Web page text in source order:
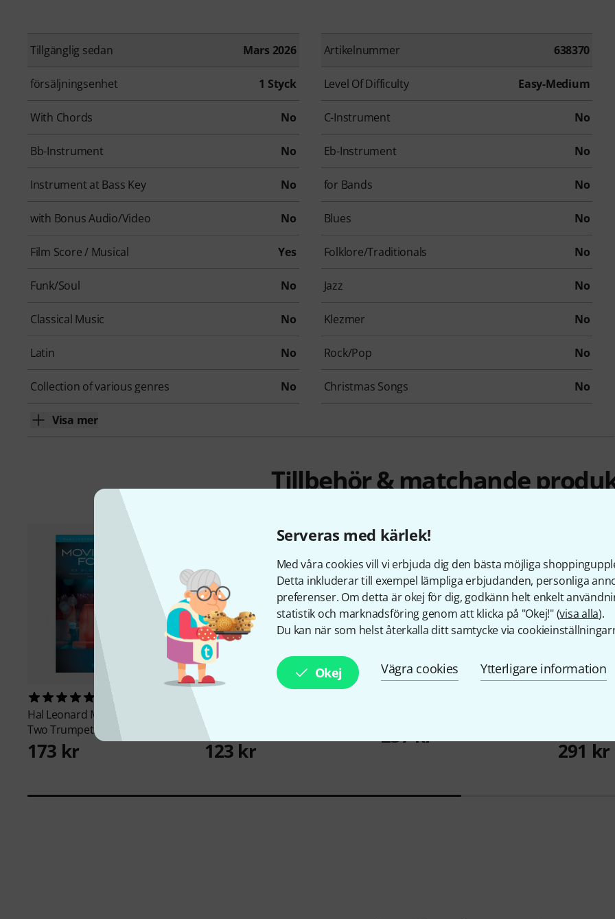
Serveras med kärlek!
Med våra cookies vill vi erbjuda dig den bästa möjliga
Detta inkluderar till exempel lämpliga erbjudanden, personliga
preferenser. Om detta är okej för dig, godkänn helt enkelt
statistik och marknadsföring genom att klicka på "Okej!" (visa alla).
Du kan när som helst återkalla ditt samtycke via
Okej Vägra cookies Ytterligare information
Tillgänglig sedan Mars 2026 Artikelnummer 638370
försäljningsenhet 1 Styck Level Of Difficulty Easy-Medium
With Chords No C-Instrument No
Bb-Instrument No Eb-Instrument No
Instrument at Bass Key No for Bands No
with Bonus Audio/Video No Blues No
Film Score / Musical Yes Folklore/Traditionals No
Funk/Soul No Jazz No
Classical Music No Klezmer No
Latin No Rock/Pop No
Collection of various genres No Christmas Songs No
Visa mer
Tillbehör & matchande
Hal Leonard Movie Songs For
Two Trumpets
173 kr
Songbook
123 kr
237 kr
291 kr